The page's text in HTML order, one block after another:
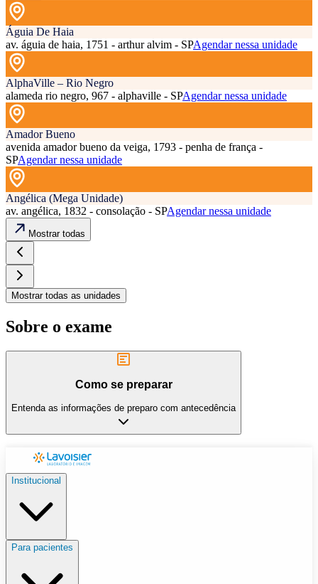
Águia De Haia
av. águia de haia, 1751 - arthur alvim - SPAgendar nessa unidade
AlphaVille – Rio Negro
alameda rio negro, 967 - alphaville - SPAgendar nessa unidade
Amador Bueno
avenida amador bueno da veiga, 1793 - penha de frança -
SPAgendar nessa unidade
Angélica (Mega Unidade)
av. angélica, 1832 - consolação - SPAgendar nessa unidade
Mostrar todas
Mostrar todas as unidades
Sobre o exame
Como se preparar
Entenda as informações de preparo com antecedência
Institucional
Para pacientes